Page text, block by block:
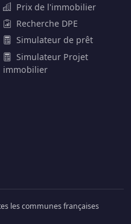
Prix de l'immobilier
Recherche DPE
Simulateur de prêt
Simulateur Projet
immobilier
les communes françaises